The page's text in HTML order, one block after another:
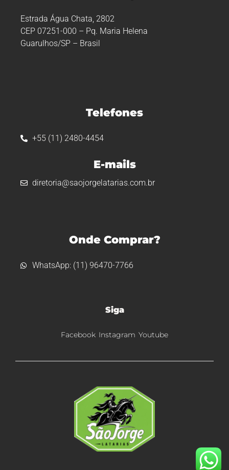
Estrada Água Chata, 2802
CEP 07251-000 – Pq. Maria Helena
Guarulhos/SP – Brasil
Telefones
+55 (11) 2480-4454
E-mails
diretoria@saojorgelatarias.com.br
Onde Comprar?
WhatsApp: (11) 96470-7766
Siga
Facebook Instagram Youtube